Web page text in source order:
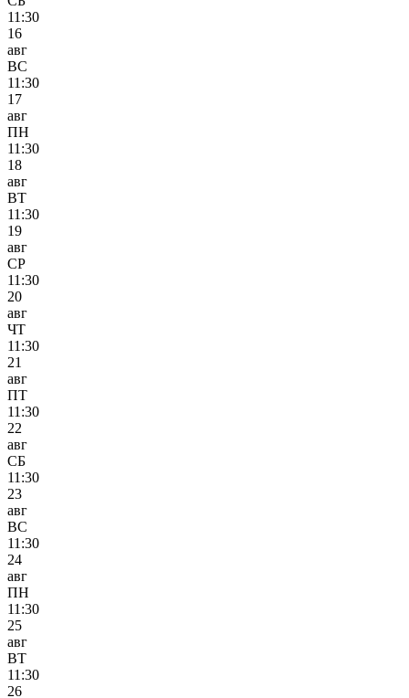
11:30
16
авг
ВС
11:30
17
авг
ПН
11:30
18
авг
ВТ
11:30
19
авг
СР
11:30
20
авг
ЧТ
11:30
21
авг
ПТ
11:30
22
авг
СБ
11:30
23
авг
ВС
11:30
24
авг
ПН
11:30
25
авг
ВТ
11:30
26